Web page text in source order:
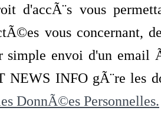
d'accÃ¨s vous
vous concernant,
simple envoi d'un
NEWS INFO gÃ¨re les
DonnÃ©es Personnelles.